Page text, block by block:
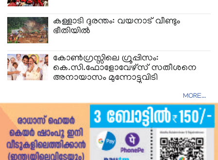
കള്ളാടി ദുരന്തം: വയനാട് വീണ്ടും
ഭീതിയിൽ
കോൺഗ്രസ്സിലെ ഗ്രൂപ്പിസം:
കെ.സി.ഫോളോവേഴ്‌സ് സതീശനെ
അനായാസം മുന്നോട്ടുവിടി
MORE...